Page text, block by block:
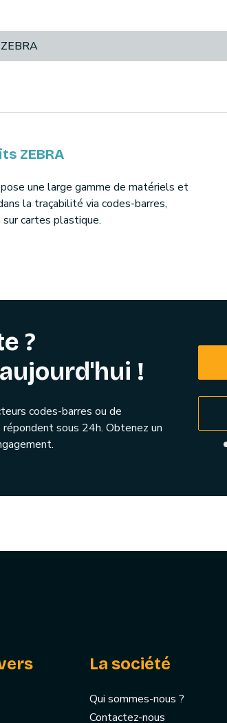
ZEBRA
ZEBRA
une large gamme de matériels et
la traçabilité via codes-barres,
cartes plastique.
?
!
codes-barres ou de
sous 24h. Obtenez un
La société
Qui sommes-nous ?
Contactez-nous